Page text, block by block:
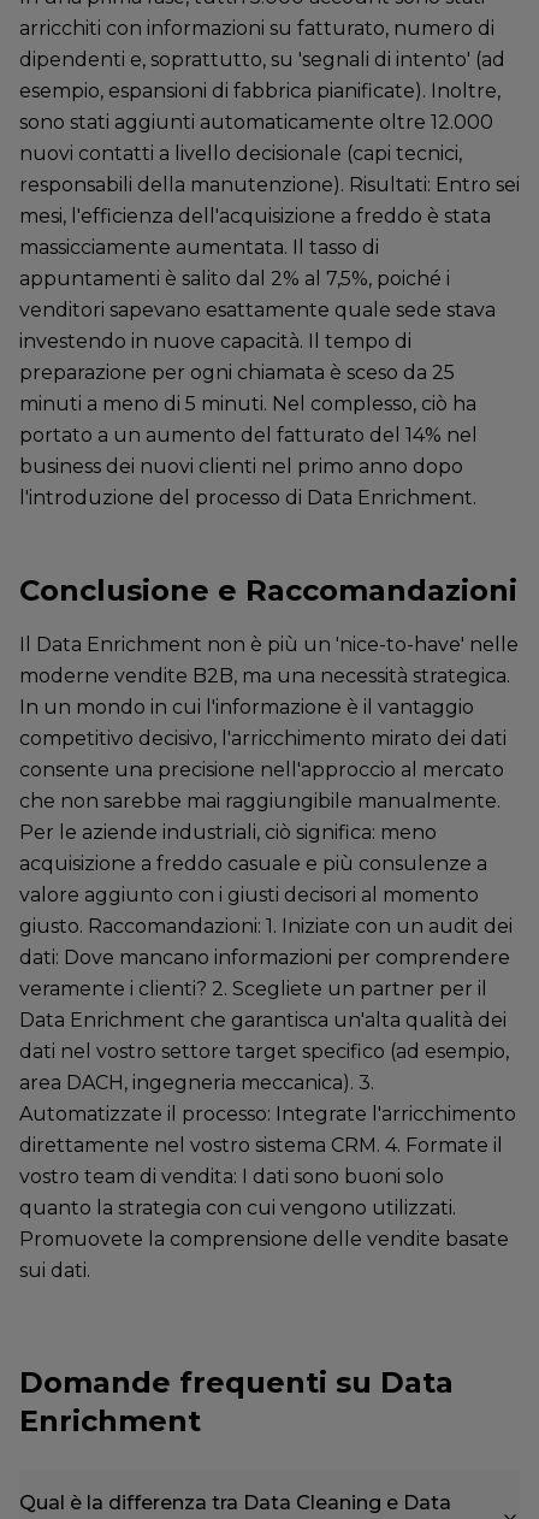
arricchiti con informazioni su fatturato, numero di
dipendenti e, soprattutto, su 'segnali di intento' (ad
esempio, espansioni di fabbrica pianificate). Inoltre,
sono stati aggiunti automaticamente oltre 12.000
nuovi contatti a livello decisionale (capi tecnici,
responsabili della manutenzione). Risultati: Entro sei
mesi, l'efficienza dell'acquisizione a freddo è stata
massicciamente aumentata. Il tasso di
appuntamenti è salito dal 2% al 7,5%, poiché i
venditori sapevano esattamente quale sede stava
investendo in nuove capacità. Il tempo di
preparazione per ogni chiamata è sceso da 25
minuti a meno di 5 minuti. Nel complesso, ciò ha
portato a un aumento del fatturato del 14% nel
business dei nuovi clienti nel primo anno dopo
l'introduzione del processo di Data Enrichment.
Conclusione e Raccomandazioni
Il Data Enrichment non è più un 'nice-to-have' nelle
moderne vendite B2B, ma una necessità strategica.
In un mondo in cui l'informazione è il vantaggio
competitivo decisivo, l'arricchimento mirato dei dati
consente una precisione nell'approccio al mercato
che non sarebbe mai raggiungibile manualmente.
Per le aziende industriali, ciò significa: meno
acquisizione a freddo casuale e più consulenze a
valore aggiunto con i giusti decisori al momento
giusto. Raccomandazioni: 1. Iniziate con un audit dei
dati: Dove mancano informazioni per comprendere
veramente i clienti? 2. Scegliete un partner per il
Data Enrichment che garantisca un'alta qualità dei
dati nel vostro settore target specifico (ad esempio,
area DACH, ingegneria meccanica). 3.
Automatizzate il processo: Integrate l'arricchimento
direttamente nel vostro sistema CRM. 4. Formate il
vostro team di vendita: I dati sono buoni solo
quanto la strategia con cui vengono utilizzati.
Promuovete la comprensione delle vendite basate
sui dati.
Domande frequenti su Data
Enrichment
Qual è la differenza tra Data Cleaning e Data